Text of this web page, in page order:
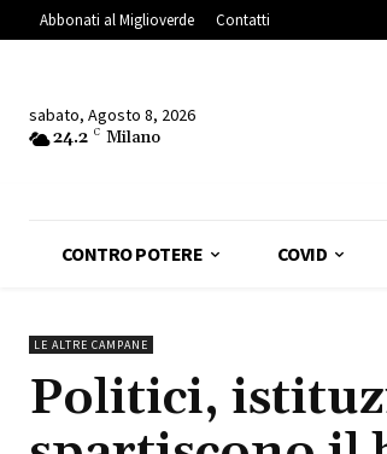
Abbonati al Miglioverde Contatti
sabato, Agosto 8, 2026
24.2 C Milano
CONTRO POTERE COVID
LE ALTRE CAMPANE
Politici,